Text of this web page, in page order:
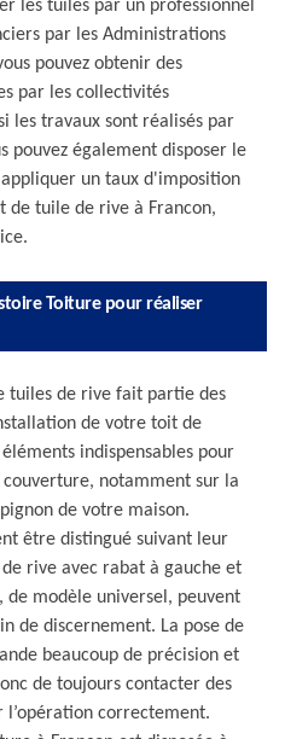
les tuiles par un professionnel
par les Administrations
pouvez obtenir des
par les collectivités
les travaux sont réalisés par
pouvez également disposer le
un taux d'imposition
de tuile de rive à Francon,
Toiture pour réaliser
tuiles de rive fait partie des
de votre toit de
indispensables pour
notamment sur la
de votre maison.
être distingué suivant leur
rive avec rabat à gauche et
de modèle universel, peuvent
de discernement. La pose de
beaucoup de précision et
de toujours contacter des
l’opération correctement.